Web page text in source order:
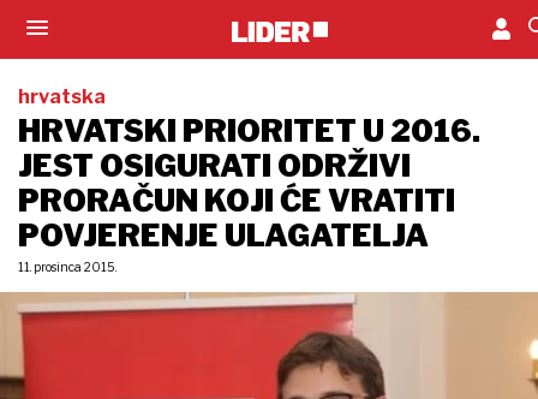
hrvatska
HRVATSKI PRIORITET U 2016.
JEST OSIGURATI ODRŽIVI
PRORAČUN KOJI ĆE VRATITI
POVJERENJE ULAGATELJA
11. prosinca 2015.